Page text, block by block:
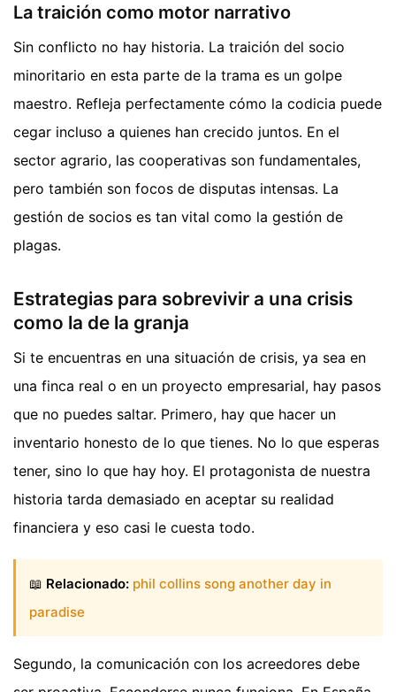
La traición como motor narrativo
Sin conflicto no hay historia. La traición del socio
minoritario en esta parte de la trama es un golpe
maestro. Refleja perfectamente cómo la codicia puede
cegar incluso a quienes han crecido juntos. En el
sector agrario, las cooperativas son fundamentales,
pero también son focos de disputas intensas. La
gestión de socios es tan vital como la gestión de
plagas.
Estrategias para sobrevivir a una crisis
como la de la granja
Si te encuentras en una situación de crisis, ya sea en
una finca real o en un proyecto empresarial, hay pasos
que no puedes saltar. Primero, hay que hacer un
inventario honesto de lo que tienes. No lo que esperas
tener, sino lo que hay hoy. El protagonista de nuestra
historia tarda demasiado en aceptar su realidad
financiera y eso casi le cuesta todo.
📖 Relacionado: phil collins song another day in
paradise
Segundo, la comunicación con los acreedores debe